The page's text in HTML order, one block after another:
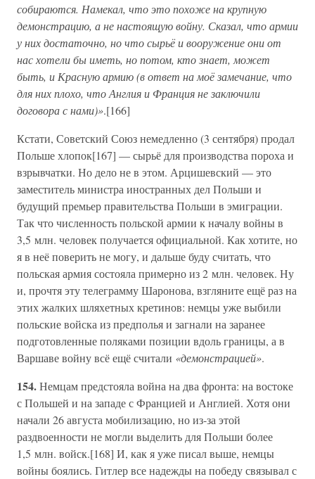
собираются. Намекал, что это похоже на крупную
демонстрацию, а не настоящую войну. Сказал, что армии
у них достаточно, но что сырьё и вооружение они от
нас хотели бы иметь, но потом, кто знает, может
быть, и Красную армию (в ответ на моё замечание, что
для них плохо, что Англия и Франция не заключили
договора с нами)».[166]
Кстати, Советский Союз немедленно (3 сентября) продал
Польше хлопок[167] — сырьё для производства пороха и
взрывчатки. Но дело не в этом. Арцишевский — это
заместитель министра иностранных дел Польши и
будущий премьер правительства Польши в эмиграции.
Так что численность польской армии к началу войны в
3,5 млн. человек получается официальной. Как хотите, но
я в неё поверить не могу, и дальше буду считать, что
польская армия состояла примерно из 2 млн. человек. Ну
и, прочтя эту телеграмму Шаронова, взгляните ещё раз на
этих жалких шляхетных кретинов: немцы уже выбили
польские войска из предполья и загнали на заранее
подготовленные поляками позиции вдоль границы, а в
Варшаве войну всё ещё считали «демонстрацией».
154.Немцам предстояла война на два фронта: на востоке
с Польшей и на западе с Францией и Англией. Хотя они
начали 26 августа мобилизацию, но из-за этой
раздвоенности не могли выделить для Польши более
1,5 млн. войск.[168] И, как я уже писал выше, немцы
войны боялись. Гитлер все надежды на победу связывал с